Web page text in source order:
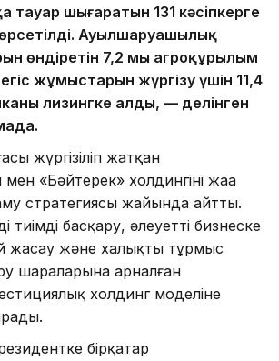
тауар шығаратын 131 кәсіпкерге
Ауылшаруашылық
өндіретін 7,2 мың агроқұрылым
жұмыстарын жүргізу үшін 11,4
лизингке алды, — делінген
жүргізіліп жатқан
«Бәйтерек» холдингінің жаңа
стратегиясы жайында айтты.
тиімді басқару, әлеуетті бизнеске
жасау және халықтың тұрмыс
шараларына арналған
холдинг моделіне
бірқатар